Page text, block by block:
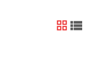
tabela